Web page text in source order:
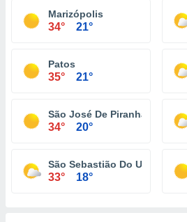
Marizópolis
34° 21°
Patos
35° 21°
São José De Piranhas
34° 20°
São Sebastião Do Umbuzeiro
33° 18°